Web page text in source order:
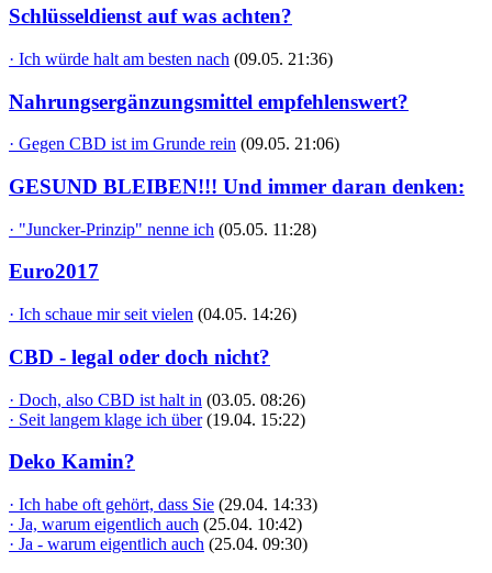
Schlüsseldienst auf was achten?
· Ich würde halt am besten nach (09.05. 21:36)
Nahrungsergänzungsmittel empfehlenswert?
· Gegen CBD ist im Grunde rein (09.05. 21:06)
GESUND BLEIBEN!!! Und immer daran denken:
· "Juncker-Prinzip" nenne ich (05.05. 11:28)
Euro2017
· Ich schaue mir seit vielen (04.05. 14:26)
CBD - legal oder doch nicht?
· Doch, also CBD ist halt in (03.05. 08:26)
· Seit langem klage ich über (19.04. 15:22)
Deko Kamin?
· Ich habe oft gehört, dass Sie (29.04. 14:33)
· Ja, warum eigentlich auch (25.04. 10:42)
· Ja - warum eigentlich auch (25.04. 09:30)